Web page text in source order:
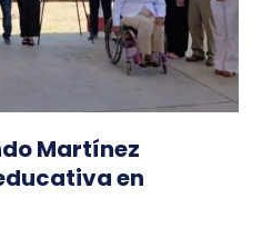
Martínez
en